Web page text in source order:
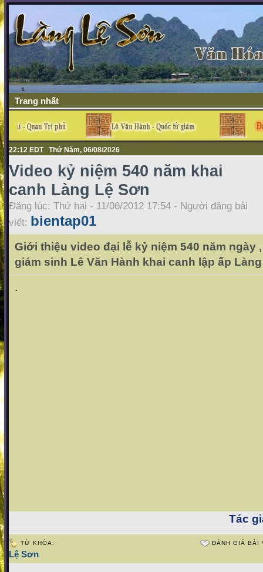
Trang nhất
22:12 EDT Thứ Năm, 06/08/2026
Video kỷ niệm 540 năm khai
canh Làng Lệ Sơn
Đăng lúc: Thứ hai - 11/06/2012 17:54 - Người đăng bài
viết: bientap01
Giới thiệu video đại lễ kỷ niệm 540 năm ngày
giám sinh Lê Văn Hành khai canh lập ấp
.
Tác
TỪ KHÓA:
Lệ Sơn
ĐÁNH GIÁ BÀI